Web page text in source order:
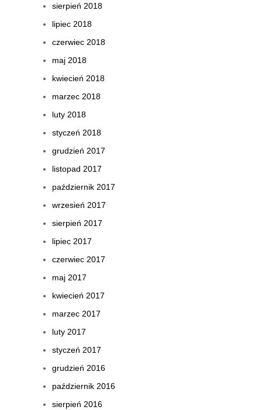
sierpień 2018
lipiec 2018
czerwiec 2018
maj 2018
kwiecień 2018
marzec 2018
luty 2018
styczeń 2018
grudzień 2017
listopad 2017
październik 2017
wrzesień 2017
sierpień 2017
lipiec 2017
czerwiec 2017
maj 2017
kwiecień 2017
marzec 2017
luty 2017
styczeń 2017
grudzień 2016
październik 2016
sierpień 2016